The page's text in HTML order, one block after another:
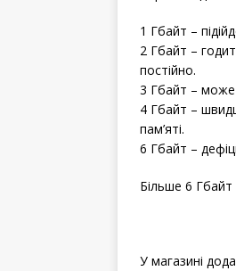
1 Гбайт –
2 Гбайт –
постійно.
3 Гбайт – може
4 Гбайт –
пам’яті.
6 Гбайт –
Більше 6 Гбайт
У магазині